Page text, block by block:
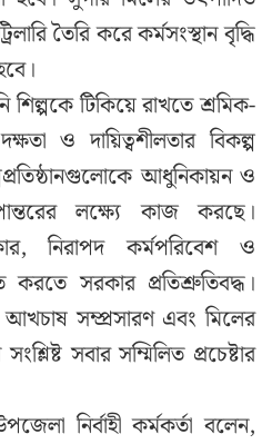
তৈরি করে কর্মসংস্থান বৃদ্ধি
শিল্পকে টিকিয়ে রাখতে শ্রমিক-
ও দায়িত্বশীলতার বিকল্প
আধুনিকায়ন ও
লক্ষ্যে কাজ করছে।
নিরাপদ কর্মপরিবেশ ও
করতে সরকার প্রতিশ্রুতিবদ্ধ।
সম্প্রসারণ এবং মিলের
সবার সম্মিলিত প্রচেষ্টার
নির্বাহী কর্মকর্তা বলেন,